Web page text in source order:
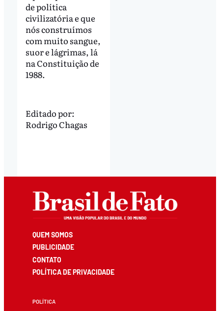
de política
civilizatória e que
nós construímos
com muito sangue,
suor e lágrimas, lá
na Constituição de
1988.
Editado por:
Rodrigo Chagas
QUEM SOMOS
PUBLICIDADE
CONTATO
POLÍTICA DE PRIVACIDADE
POLÍTICA